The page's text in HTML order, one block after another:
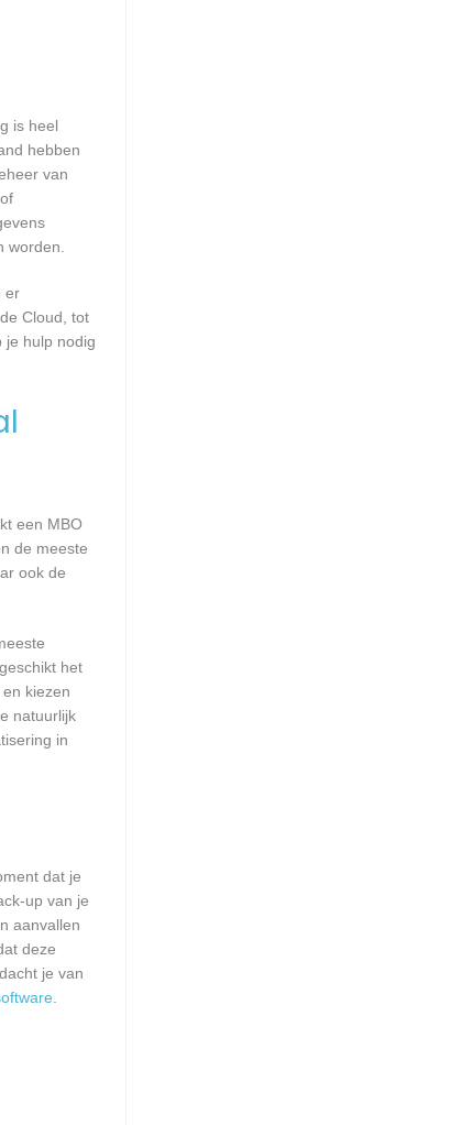
is heel
hebben
van
er
Cloud, tot
je hulp nodig
een MBO
de meeste
ook de
het
kiezen
natuurlijk
in
dat je
up van je
aanvallen
deze
je van